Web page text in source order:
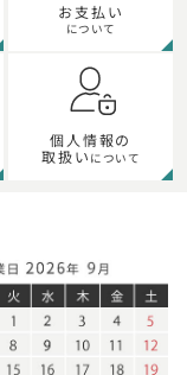
お支払い
について
個人情報の
取扱い について